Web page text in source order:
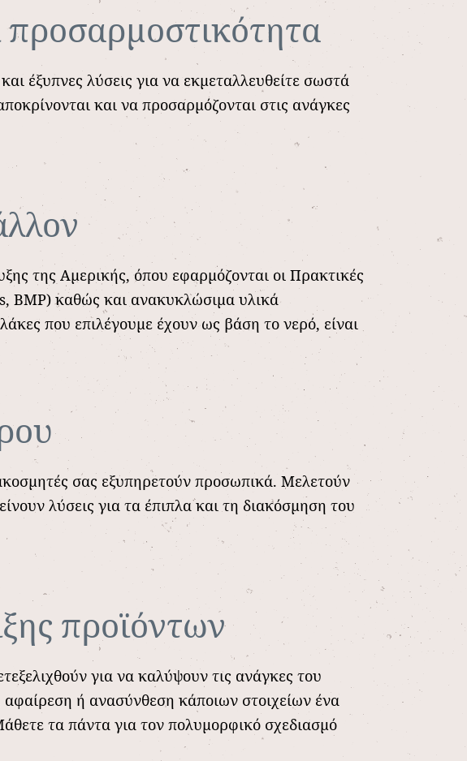
προσαρμοστικότητα
έξυπνες λύσεις για να εκμεταλλευθείτε σωστά
και να προσαρμόζονται στις ανάγκες
της Αμερικής, όπου εφαρμόζονται οι Πρακτικές
BMP) καθώς και ανακυκλώσιμα υλικά
που επιλέγουμε έχουν ως βάση το νερό, είναι
σας εξυπηρετούν προσωπικά. Μελετούν
λύσεις για τα έπιπλα και τη διακόσμηση του
προϊόντων
για να καλύψουν τις ανάγκες του
ή ανασύνθεση κάποιων στοιχείων ένα
τα πάντα για τον πολυμορφικό σχεδιασμό